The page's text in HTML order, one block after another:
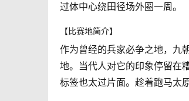
过体中心绕田径场外圈一周。
【比赛地简介】
作为曾经的兵家必争之地，九
地。当代人对它的印象停留在
标签也太过片面。趁着跑马太